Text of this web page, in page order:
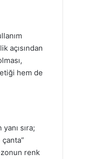
açısından
hem de
sıra;
renk